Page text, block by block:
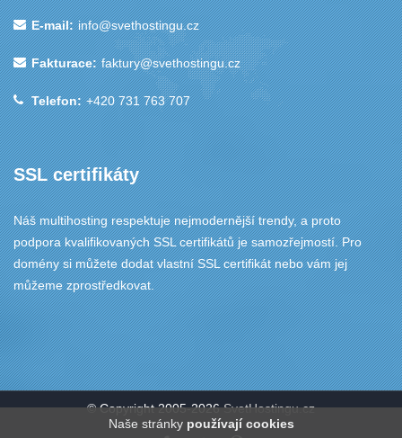
E-mail: info@svethostingu.cz
Fakturace: faktury@svethostingu.cz
Telefon: +420 731 763 707
SSL certifikáty
Náš multihosting respektuje nejmodernější trendy, a proto
podpora kvalifikovaných SSL certifikátů je samozřejmostí. Pro
domény si můžete dodat vlastní SSL certifikát nebo vám jej
můžeme zprostředkovat.
© Copyright 2005-2026SvetHostingu.cz
Naše stránky používají cookies